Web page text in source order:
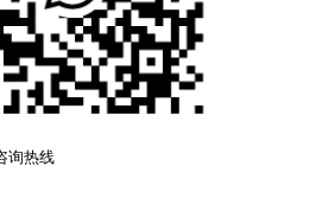
询热线